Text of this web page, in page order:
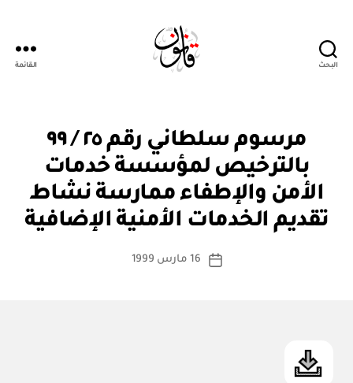
البحث القائمة
التصنيفات
مرسوم سلطاني رقم ٢٥ / ٩٩
بالترخيص لمؤسسة خدمات
الأمن والإطفاء ممارسة نشاط
تقديم الخدمات الأمنية الإضافية
كاتب
بو
ا
س
ة
تاريخ
16 مارس 1999